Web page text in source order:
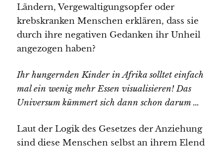
Ländern, Vergewaltigungsopfer oder
krebskranken Menschen erklären, dass sie
durch ihre negativen Gedanken ihr Unheil
angezogen haben?
Ihr hungernden Kinder in Afrika solltet einfach
mal ein wenig mehr Essen visualisieren! Das
Universum kümmert sich dann schon darum …
Laut der Logik des Gesetzes der Anziehung
sind diese Menschen selbst an ihrem Elend